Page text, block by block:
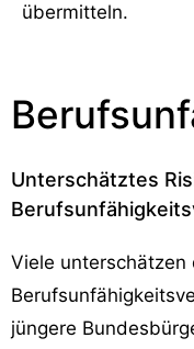
übermitteln.
Unterschätztes
Viele
jüngere